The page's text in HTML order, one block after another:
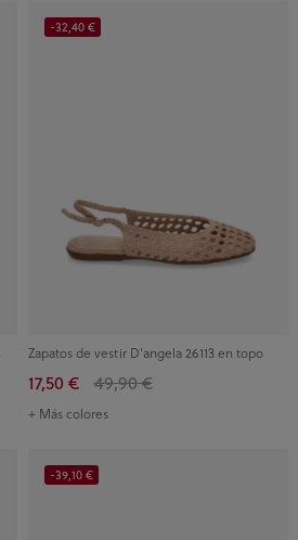
Zapatos de vestir D'angela 26113 en topo
17,50 € 49,90 €
+ Más colores
-32,40 €
-39,10 €